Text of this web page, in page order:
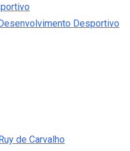
Desportivo
de Carvalho